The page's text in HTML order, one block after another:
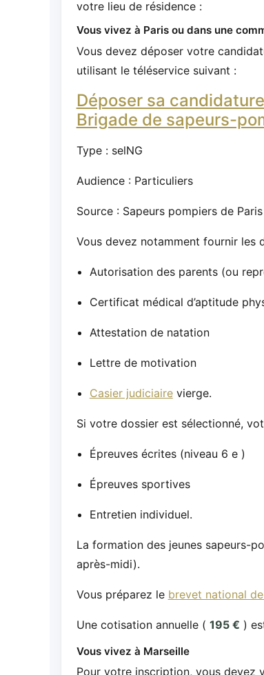
votre lieu de résidence :
Vous vivez à Paris ou dans une
Vous devez déposer votre
utilisant le téléservice suivant :
Déposer sa
Brigade de sapeurs-
Type : selNG
Audience : Particuliers
Source : Sapeurs pompiers de Paris
Vous devez notamment fournir les
Autorisation des parents (ou
Certificat médical d’aptitude
Attestation de natation
Lettre de motivation
Casier judiciairevierge.
Si votre dossier est sélectionné,
Épreuves écrites (niveau 6 e )
Épreuves sportives
Entretien individuel.
La formation des jeunes sapeurs-
après-midi).
Vous préparez le brevet national
Une cotisation annuelle ( 195 € )
Vous vivez à Marseille
Pour votre inscription, vous devez